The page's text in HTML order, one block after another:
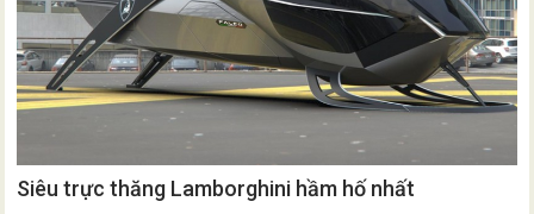
Siêu trực thăng Lamborghini hầm hố nhất